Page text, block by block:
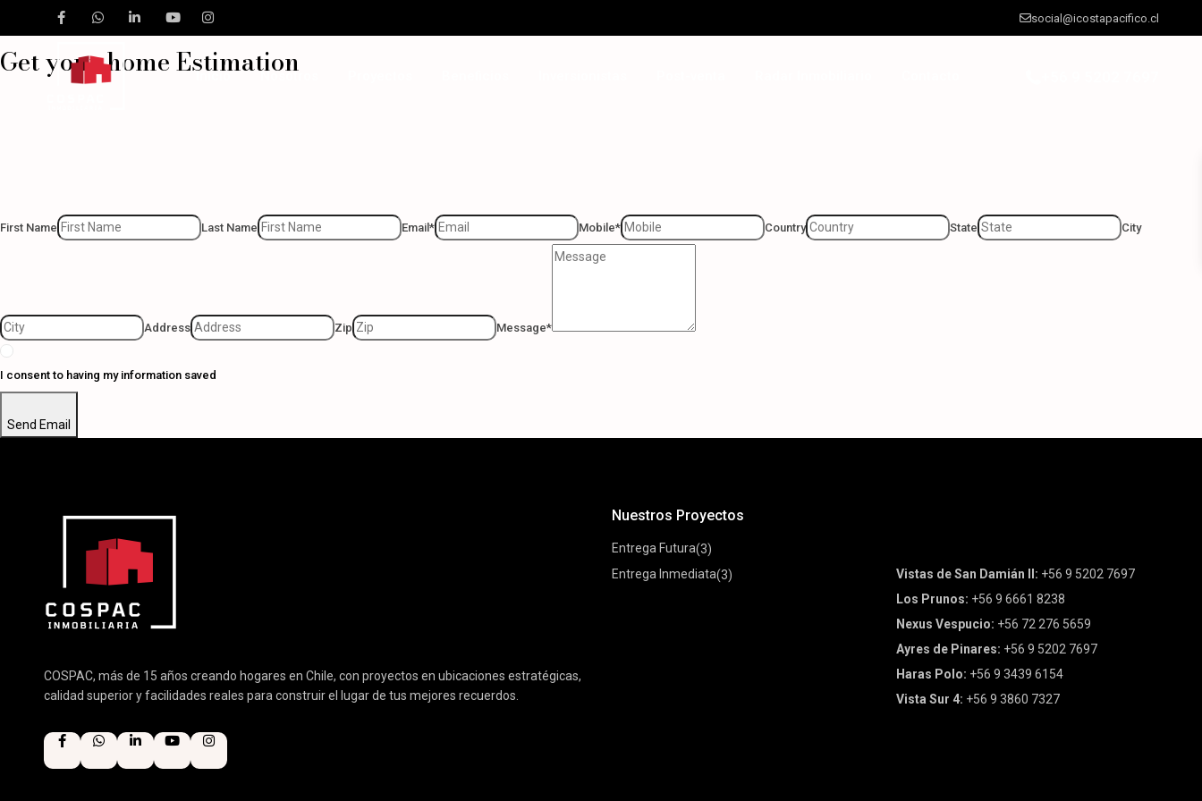
social@icostapacifico.cl
Inicio Nosotros
Do want to know what’s your property worth?
Get your home Estimation
First Name Last Name Email* Mobile* Country State City
Address Zip Message*
I consent to having my information saved
Send Email
COSPAC, más de 15 años creando hogares en Chile, con proyectos en ubicaciones estratégicas,
calidad superior y facilidades reales para construir el lugar de tus mejores recuerdos.
Nuestros Proyectos
Entrega Futura(3)
Entrega Inmediata(3) Vistas de San Damián II: +56 9 5202 7697
Los Prunos: +56 9 6661 8238
Nexus Vespucio: +56 72 276 5659
Ayres de Pinares: +56 9 5202 7697
Haras Polo: +56 9 3439 6154
Vista Sur 4: +56 9 3860 7327